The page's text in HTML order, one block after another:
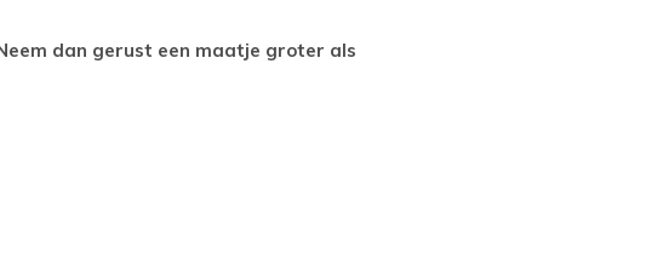
dan gerust een maatje groter als